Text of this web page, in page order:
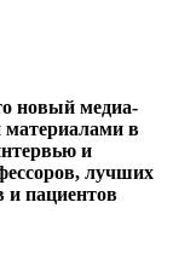
новый медиа-
материалами в
и
лучших
и пациентов